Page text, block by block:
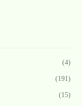
(4)
(191)
(15)